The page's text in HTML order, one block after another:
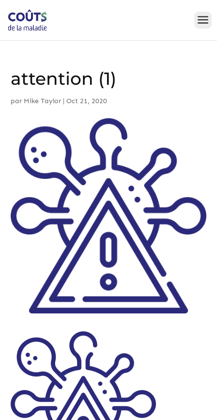
to
content
attention (1)
par Mike Taylor |Oct 21, 2020